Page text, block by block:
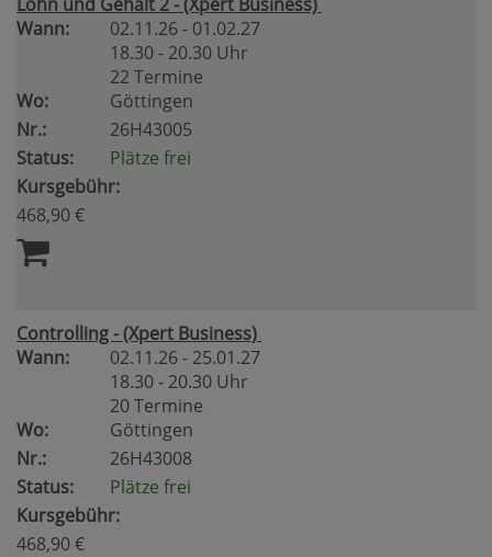
Wann:
02.11.26 - 01.02.27
18.30 - 20.30 Uhr
22 Termine
Wo:
Göttingen
Nr.:
26H43005
Status:
Plätze frei
Kursgebühr:
468,90 €
Controlling - (Xpert Business)
Wann:
02.11.26 - 25.01.27
18.30 - 20.30 Uhr
20 Termine
Wo:
Göttingen
Nr.:
26H43008
Status:
Plätze frei
Kursgebühr:
468,90 €